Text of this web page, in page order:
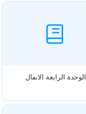
الوحدة الرابعة الانفال